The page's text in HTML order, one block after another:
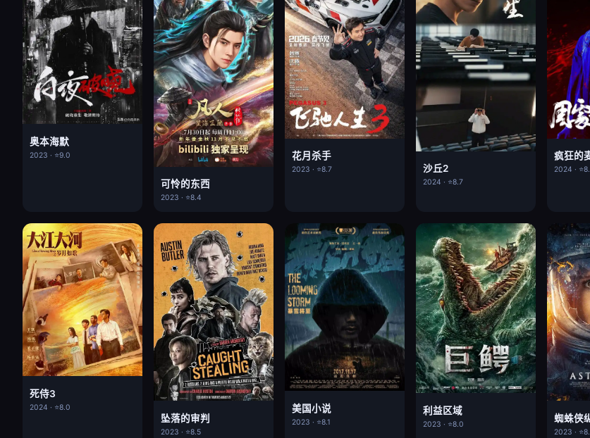
奥本海默
2023 · ⭐9.0
可怜的东西
2023 · ⭐8.4
花月杀手
2023 · ⭐8.7 沙丘2
2024 · ⭐8.7
2024 ·
死侍3
2024 · ⭐8.0
坠落的审判
2023 · ⭐8.5
美国小说
2023 · ⭐8.1
利益区域
2023 · ⭐8.0
蜘蛛侠
2023 ·